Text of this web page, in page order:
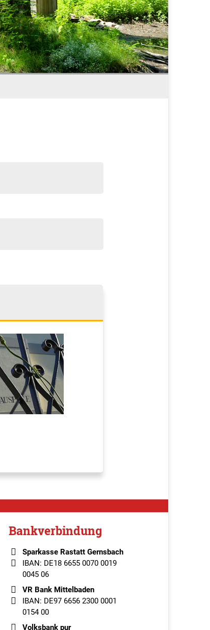
Bankverbindung
Sparkasse Rastatt Gernsbach
IBAN: DE18 6655 0070 0019
0045 06
VR Bank Mittelbaden
IBAN: DE97 6656 2300 0001
0154 00
Volksbank pur